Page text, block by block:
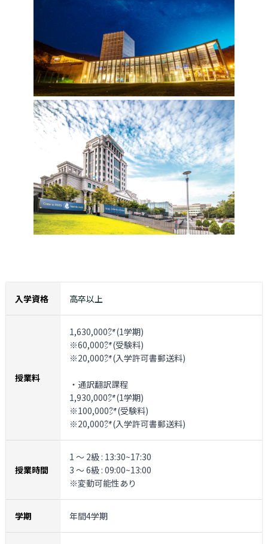
入学資格 高卒以上
授業料
1,630,000㌆(1学期)
※60,000㌆(受験料)
※20,000㌆(入学許可書郵送料)
・通訳翻訳課程
1,930,000㌆(1学期)
※100,000㌆(受験料)
※20,000㌆(入学許可書郵送料)
授業時間
1 ～ 2級 : 13:30~17:30
3 ～ 6級 : 09:00~13:00
※変動可能性あり
学期 年間4学期